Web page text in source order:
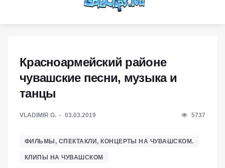
Красноармейский районе
чувашские песни, музыка и
танцы
VLADIMIR G. 03.03.2019 5737
ФИЛЬМЫ, СПЕКТАКЛИ, КОНЦЕРТЫ НА ЧУВАШСКОМ.
КЛИПЫ НА ЧУВАШСКОМ